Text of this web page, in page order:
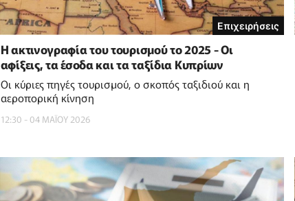
Επιχειρήσεις
Η ακτινογραφία του τουρισμού το 2025 - Οι
αφίξεις, τα έσοδα και τα ταξίδια Κυπρίων
Οι κύριες πηγές τουρισμού, ο σκοπός ταξιδιού και η
αεροπορική κίνηση
12:30 - 04 ΜΑΪ́ΟΥ 2026